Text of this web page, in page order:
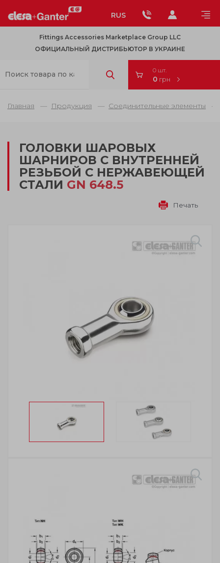
RUS
Fittings Accessories Marketplace Group LLC
ОФИЦИАЛЬНЫЙ ДИСТРИБЬЮТОР В УКРАИНЕ
0 шт.
0 грн
Главная Продукция Соединительные элементы
ГОЛОВКИ ШАРОВЫХ
ШАРНИРОВ С ВНУТРЕННЕЙ
РЕЗЬБОЙ С НЕРЖАВЕЮЩЕЙ
СТАЛИ GN 648.5
Печать